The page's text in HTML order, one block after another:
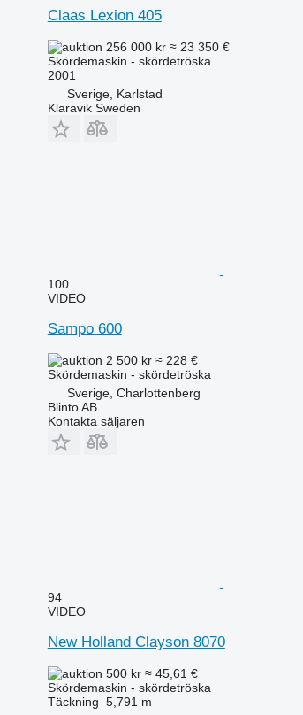
Claas Lexion 405
256 000 kr ≈ 23 350 €
Skördemaskin - skördetröska
2001
Sverige, Karlstad
Klaravik Sweden
100
VIDEO
Sampo 600
2 500 kr ≈ 228 €
Skördemaskin - skördetröska
Sverige, Charlottenberg
Blinto AB
Kontakta säljaren
94
VIDEO
New Holland Clayson 8070
500 kr ≈ 45,61 €
Skördemaskin - skördetröska
Täckning 5,791 m